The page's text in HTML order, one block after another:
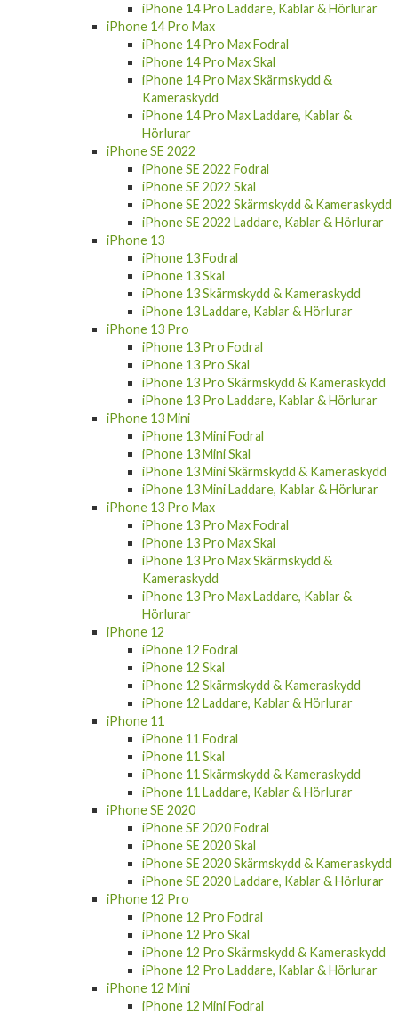
iPhone 14 Pro Laddare, Kablar & Hörlurar
iPhone 14 Pro Max
iPhone 14 Pro Max Fodral
iPhone 14 Pro Max Skal
iPhone 14 Pro Max Skärmskydd &
Kameraskydd
iPhone 14 Pro Max Laddare, Kablar &
Hörlurar
iPhone SE 2022
iPhone SE 2022 Fodral
iPhone SE 2022 Skal
iPhone SE 2022 Skärmskydd & Kameraskydd
iPhone SE 2022 Laddare, Kablar & Hörlurar
iPhone 13
iPhone 13 Fodral
iPhone 13 Skal
iPhone 13 Skärmskydd & Kameraskydd
iPhone 13 Laddare, Kablar & Hörlurar
iPhone 13 Pro
iPhone 13 Pro Fodral
iPhone 13 Pro Skal
iPhone 13 Pro Skärmskydd & Kameraskydd
iPhone 13 Pro Laddare, Kablar & Hörlurar
iPhone 13 Mini
iPhone 13 Mini Fodral
iPhone 13 Mini Skal
iPhone 13 Mini Skärmskydd & Kameraskydd
iPhone 13 Mini Laddare, Kablar & Hörlurar
iPhone 13 Pro Max
iPhone 13 Pro Max Fodral
iPhone 13 Pro Max Skal
iPhone 13 Pro Max Skärmskydd &
Kameraskydd
iPhone 13 Pro Max Laddare, Kablar &
Hörlurar
iPhone 12
iPhone 12 Fodral
iPhone 12 Skal
iPhone 12 Skärmskydd & Kameraskydd
iPhone 12 Laddare, Kablar & Hörlurar
iPhone 11
iPhone 11 Fodral
iPhone 11 Skal
iPhone 11 Skärmskydd & Kameraskydd
iPhone 11 Laddare, Kablar & Hörlurar
iPhone SE 2020
iPhone SE 2020 Fodral
iPhone SE 2020 Skal
iPhone SE 2020 Skärmskydd & Kameraskydd
iPhone SE 2020 Laddare, Kablar & Hörlurar
iPhone 12 Pro
iPhone 12 Pro Fodral
iPhone 12 Pro Skal
iPhone 12 Pro Skärmskydd & Kameraskydd
iPhone 12 Pro Laddare, Kablar & Hörlurar
iPhone 12 Mini
iPhone 12 Mini Fodral